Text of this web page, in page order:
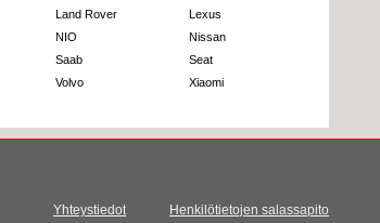
Land Rover
Lexus
NIO
Nissan
Saab
Seat
Volvo
Xiaomi
Henkilötietojen salassapito
Yhteystiedot